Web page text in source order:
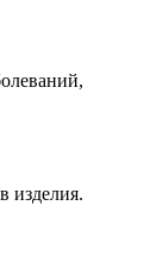
изделия.